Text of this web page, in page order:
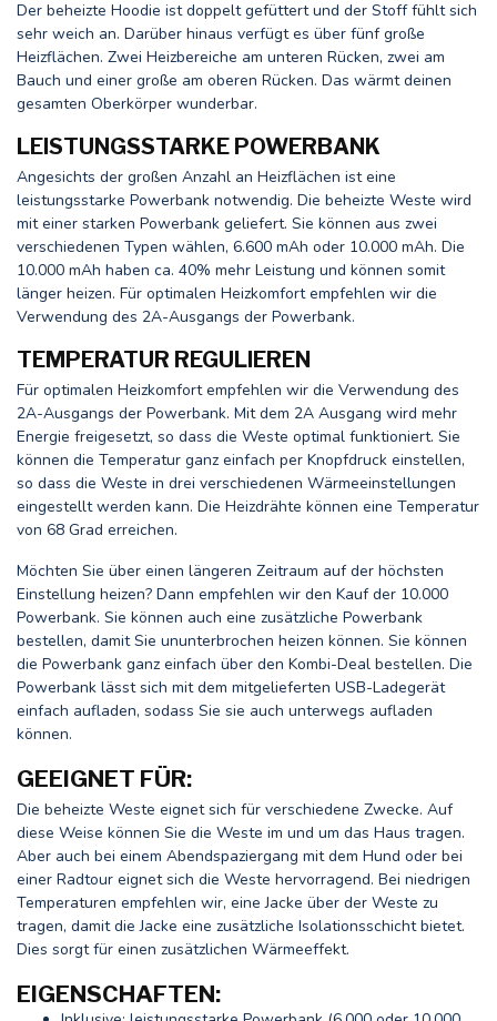
Der beheizte Hoodie ist doppelt gefüttert und der Stoff fühlt sich
sehr weich an. Darüber hinaus verfügt es über fünf große
Heizflächen. Zwei Heizbereiche am unteren Rücken, zwei am
Bauch und einer große am oberen Rücken. Das wärmt deinen
gesamten Oberkörper wunderbar.
LEISTUNGSSTARKE POWERBANK
Angesichts der großen Anzahl an Heizflächen ist eine
leistungsstarke Powerbank notwendig. Die beheizte Weste wird
mit einer starken Powerbank geliefert. Sie können aus zwei
verschiedenen Typen wählen, 6.600 mAh oder 10.000 mAh. Die
10.000 mAh haben ca. 40% mehr Leistung und können somit
länger heizen. Für optimalen Heizkomfort empfehlen wir die
Verwendung des 2A-Ausgangs der Powerbank.
TEMPERATUR REGULIEREN
Für optimalen Heizkomfort empfehlen wir die Verwendung des
2A-Ausgangs der Powerbank. Mit dem 2A Ausgang wird mehr
Energie freigesetzt, so dass die Weste optimal funktioniert. Sie
können die Temperatur ganz einfach per Knopfdruck einstellen,
so dass die Weste in drei verschiedenen Wärmeeinstellungen
eingestellt werden kann. Die Heizdrähte können eine Temperatur
von 68 Grad erreichen.
Möchten Sie über einen längeren Zeitraum auf der höchsten
Einstellung heizen? Dann empfehlen wir den Kauf der 10.000
Powerbank. Sie können auch eine zusätzliche Powerbank
bestellen, damit Sie ununterbrochen heizen können. Sie können
die Powerbank ganz einfach über den Kombi-Deal bestellen. Die
Powerbank lässt sich mit dem mitgelieferten USB-Ladegerät
einfach aufladen, sodass Sie sie auch unterwegs aufladen
können.
GEEIGNET FÜR:
Die beheizte Weste eignet sich für verschiedene Zwecke. Auf
diese Weise können Sie die Weste im und um das Haus tragen.
Aber auch bei einem Abendspaziergang mit dem Hund oder bei
einer Radtour eignet sich die Weste hervorragend. Bei niedrigen
Temperaturen empfehlen wir, eine Jacke über der Weste zu
tragen, damit die Jacke eine zusätzliche Isolationsschicht bietet.
Dies sorgt für einen zusätzlichen Wärmeeffekt.
EIGENSCHAFTEN: